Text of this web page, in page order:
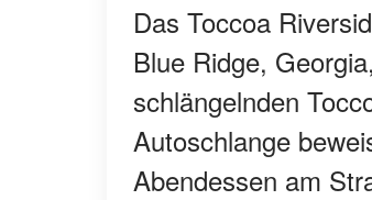
Das Toccoa
Blue Ridge,
schlängelnden
Autoschlange
Abendessen am